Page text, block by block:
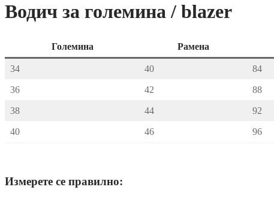
Водич за големина / blazer
Големина Рамена
34 40 84
36 42 88
38 44 92
40 46 96
Измерете се правилно: